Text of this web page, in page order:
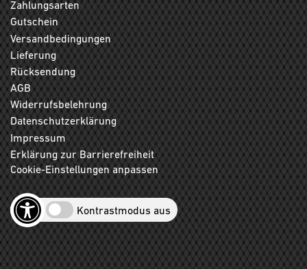
Zahlungsarten
Gutschein
Versandbedingungen
Lieferung
Rücksendung
AGB
Widerrufsbelehrung
Datenschutzerklärung
Impressum
Erklärung zur Barrierefreiheit
Cookie-Einstellungen anpassen
Kontrastmodus aus